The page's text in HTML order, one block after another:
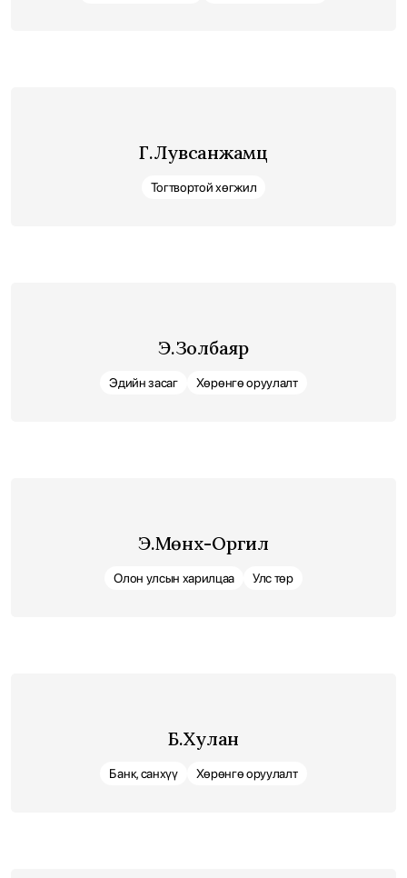
Г.Лувсанжамц
Тогтвортой хөгжил
Э.Золбаяр
Эдийн засаг Хөрөнгө оруулалт
Э.Мөнх-Оргил
Олон улсын харилцаа Улс төр
Б.Хулан
Банк, санхүү Хөрөнгө оруулалт